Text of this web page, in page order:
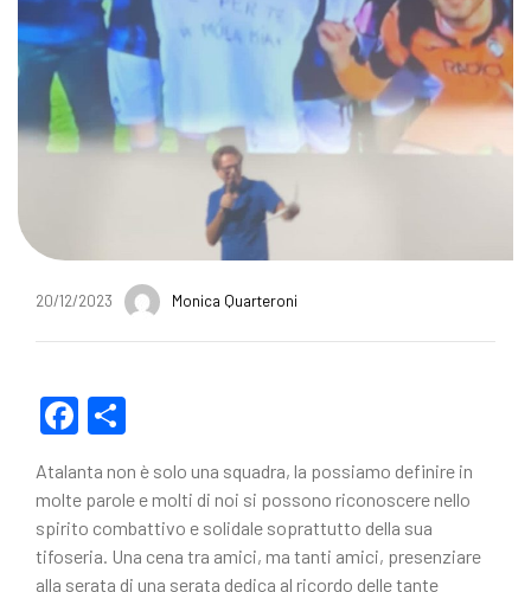
20/12/2023 Monica Quarteroni
F
c
e
b
o
n
di
vi
Atalanta non è solo una squadra, la possiamo definire in
molte parole e molti di noi si possono riconoscere nello
spirito combattivo e solidale soprattutto della sua
tifoseria. Una cena tra amici, ma tanti amici, presenziare
alla serata di una serata dedica al ricordo delle tante